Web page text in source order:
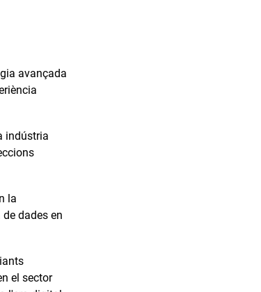
avançada
indústria
la
dades en
el sector